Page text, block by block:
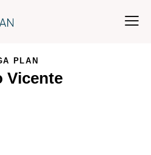
PLAN
Vicente